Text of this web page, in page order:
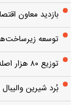
بازدید معاون
توسعه
توزیع ۸۰ هزار اصله نهال در تفرش
بُرد شیرین